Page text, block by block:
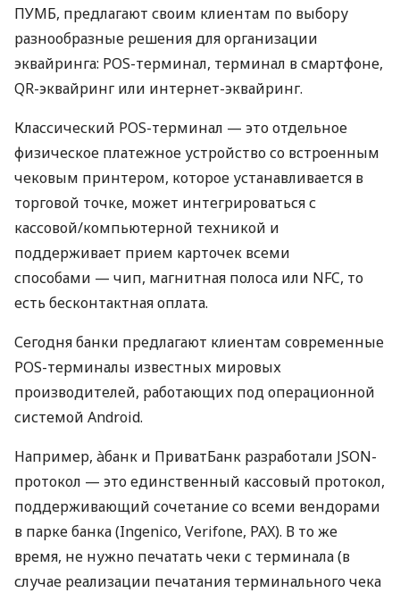
ПУМБ, предлагают своим клиентам по выбору
разнообразные решения для организации
эквайринга: POS-терминал, терминал в смартфоне,
QR-эквайринг или интернет-эквайринг.
Классический POS-терминал — это отдельное
физическое платежное устройство со встроенным
чековым принтером, которое устанавливается в
торговой точке, может интегрироваться с
кассовой/компьютерной техникой и
поддерживает прием карточек всеми
способами — чип, магнитная полоса или NFC, то
есть бесконтактная оплата.
Сегодня банки предлагают клиентам современные
POS-терминалы известных мировых
производителей, работающих под операционной
системой Android.
Например, àбанк и ПриватБанк разработали JSON-
протокол — это единственный кассовый протокол,
поддерживающий сочетание со всеми вендорами
в парке банка (Ingenico, Verifone, PAX). В то же
время, не нужно печатать чеки с терминала (в
случае реализации печатания терминального чека